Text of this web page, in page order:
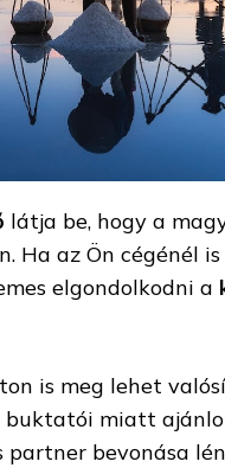
látja be, hogy a
Ha az Ön cégénél
elgondolkodni a
is meg lehet
buktatói miatt
partner bevonása